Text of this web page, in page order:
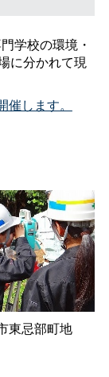
学校の環境・
に分かれて現
します。
東忌部町地